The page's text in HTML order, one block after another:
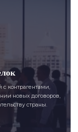
контрагентами,
новых договоров,
страны.